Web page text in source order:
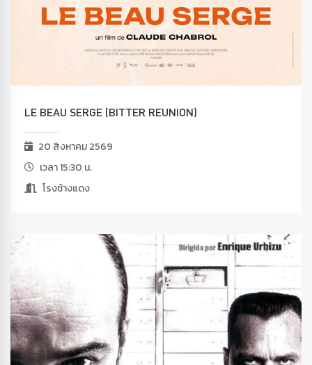
LE BEAU SERGE (BITTER REUNION)
20 สิงหาคม 2569
เวลา 15:30 น.
โรงช้างแดง